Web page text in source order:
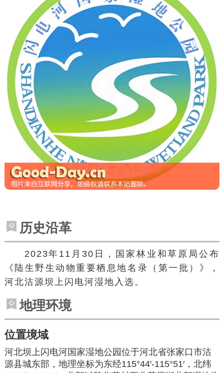
历史沿革
2023年11月30日，国家林业和草原局公布
《陆生野生动物重要栖息地名录（第一批）》，
河北沽源坝上闪电河湿地入选。
地理环境
位置境域
河北坝上闪电河国家湿地公园位于河北省张家口市沽
源县城东部，地理坐标为东经115°44′-115°51′，北纬